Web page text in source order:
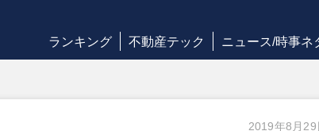
ランキング 不動産テック ニュース/時事ネ
2019年8月29